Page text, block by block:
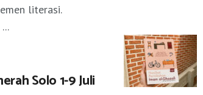
literasi.
Solo 1-9 Juli